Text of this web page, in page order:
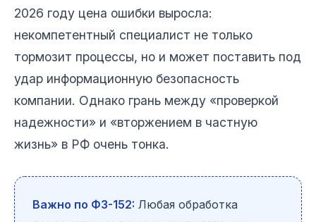
2026 году цена ошибки выросла:
некомпетентный специалист не только
тормозит процессы, но и может поставить под
удар информационную безопасность
компании. Однако грань между «проверкой
надежности» и «вторжением в частную
жизнь» в РФ очень тонка.
Важно по ФЗ-152: Любая обработка